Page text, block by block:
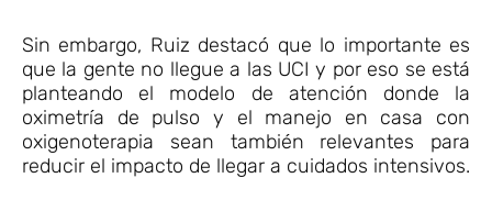
Sin embargo, Ruiz destacó que lo importante es
que la gente no llegue a las UCI y por eso se está
planteando el modelo de atención donde la
oximetría de pulso y el manejo en casa con
oxigenoterapia sean también relevantes para
reducir el impacto de llegar a cuidados intensivos.